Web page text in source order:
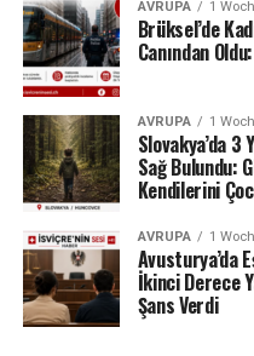
yazında su seviyesi ciddi
Ren Şelalesi’ndeki son
yağış eksikliğinin nehir ve
gözler önüne seriyor.
Kaynak: BAFU / BRK News
AVRUPA 1
Brüksel’de
Canından
AVRUPA 1
Slovakya’da
Sağ Bulundu:
Kendilerini
AVRUPA 1
Avusturya’da
İkinci Derece
Şans Verdi